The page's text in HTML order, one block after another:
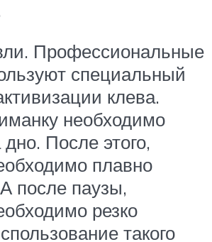
Профессиональные
специальный
клева.
необходимо
После этого,
плавно
после паузы,
резко
такого